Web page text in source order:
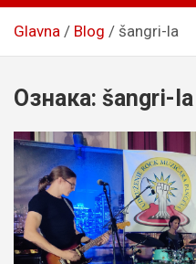
Glavna Blog šangri-la
Ознака: šangri-la